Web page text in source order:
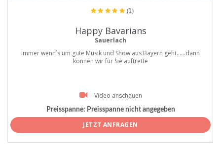
(1)
Happy Bavarians
Sauerlach
Immer wenn`s um gute Musik und Show aus Bayern geht......dann
können wir für Sie auftrette
Video anschauen
Preisspanne: Preisspanne nicht angegeben
JETZT ANFRAGEN